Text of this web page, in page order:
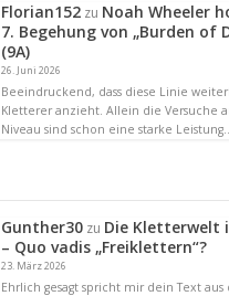
Florian152zu Noah Wheeler
7. Begehung von „Burden of
(9A)
26. Juni 2026
Beeindruckend, dass diese Linie
Kletterer anzieht. Allein die Versuche
Niveau sind schon eine starke
Gunther30zu Die Kletterwelt
– Quo vadis „Freiklettern“?
23. März 2026
Ehrlich gesagt spricht mir dein Text